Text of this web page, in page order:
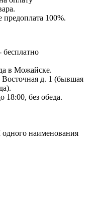
предоплата 100%.
бесплатно
в Можайске.
д. 1 (бывшая
18:00, без обеда.
одного наименования